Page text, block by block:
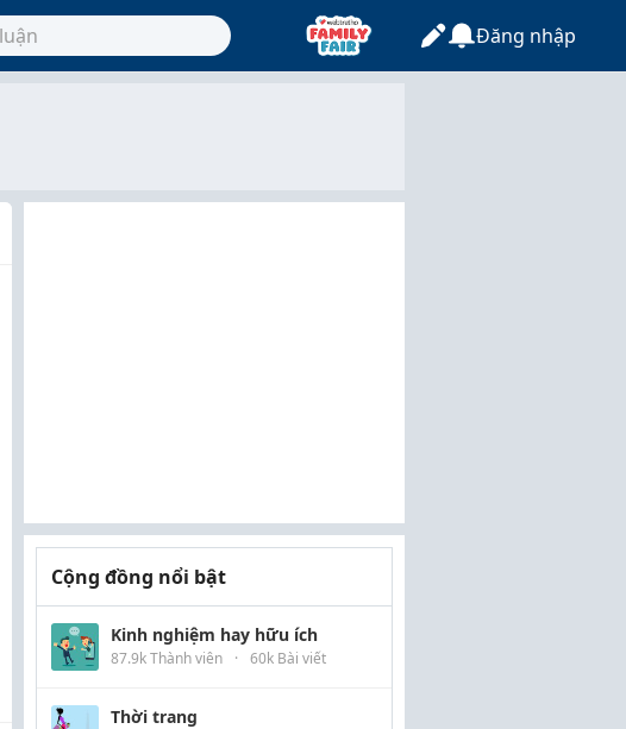
Đăng nhập
Cộng đồng nổi bật
Kinh nghiệm hay hữu ích
87.9k Thành viên · 60k Bài viết
Thời trang